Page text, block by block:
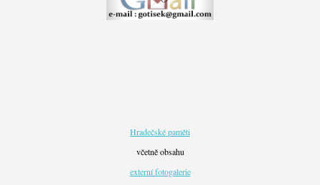
Hradečské paměti
včetně obsahu
externí fotogalerie